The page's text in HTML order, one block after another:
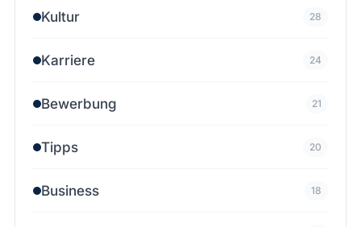
Kultur 28
Karriere 24
Bewerbung 21
Tipps 20
Business 18